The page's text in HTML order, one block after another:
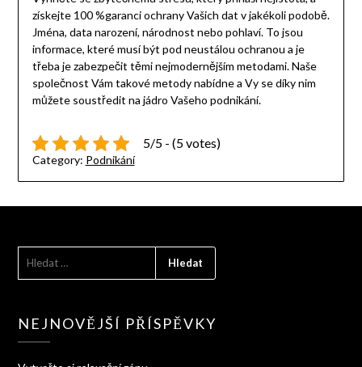
získejte 100 %garanci ochrany Vašich dat v jakékoli podobě.
Jména, data narození, národnost nebo pohlaví. To jsou
informace, které musí být pod neustálou ochranou a je
třeba je zabezpečit těmi nejmodernějším metodami. Naše
společnost Vám takové metody nabídne a Vy se díky nim
můžete soustředit na jádro Vašeho podnikání.
5/5 - (5 votes)
Category: Podnikání
NEJNOVĚJŠÍ PŘÍSPĚVKY